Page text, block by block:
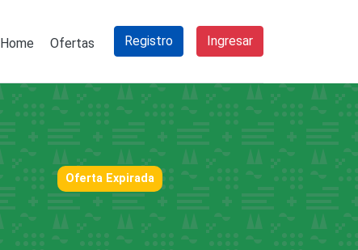
Home Ofertas Registro Ingresar
Oferta Expirada